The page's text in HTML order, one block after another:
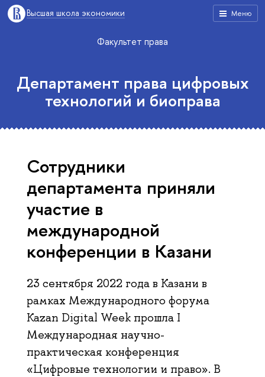
Меню
Высшая школа экономики
Факультет права
Департамент права цифровых
технологий и биоправа
Сотрудники
департамента приняли
участие в
международной
конференции в Казани
23 сентября 2022 года в Казани в
рамках Международного форума
Kazan Digital Week прошла I
Международная научно-
практическая конференция
«Цифровые технологии и право». В